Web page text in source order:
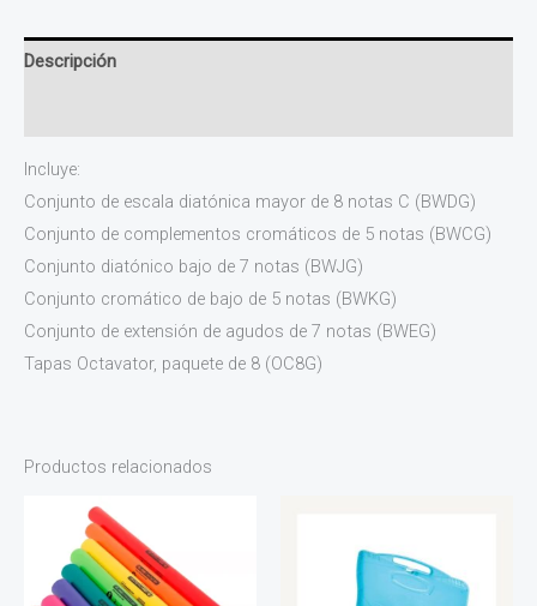
Descripción
Incluye:
Conjunto de escala diatónica mayor de 8 notas C (BWDG)
Conjunto de complementos cromáticos de 5 notas (BWCG)
Conjunto diatónico bajo de 7 notas (BWJG)
Conjunto cromático de bajo de 5 notas (BWKG)
Conjunto de extensión de agudos de 7 notas (BWEG)
Tapas Octavator, paquete de 8 (OC8G)
Productos relacionados